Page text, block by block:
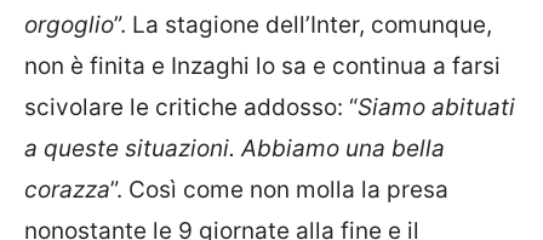
orgoglio”. La stagione dell’Inter, comunque,
non è finita e Inzaghi lo sa e continua a farsi
scivolare le critiche addosso: “Siamo abituati
a queste situazioni. Abbiamo una bella
corazza”. Così come non molla la presa
nonostante le 9 giornate alla fine e il